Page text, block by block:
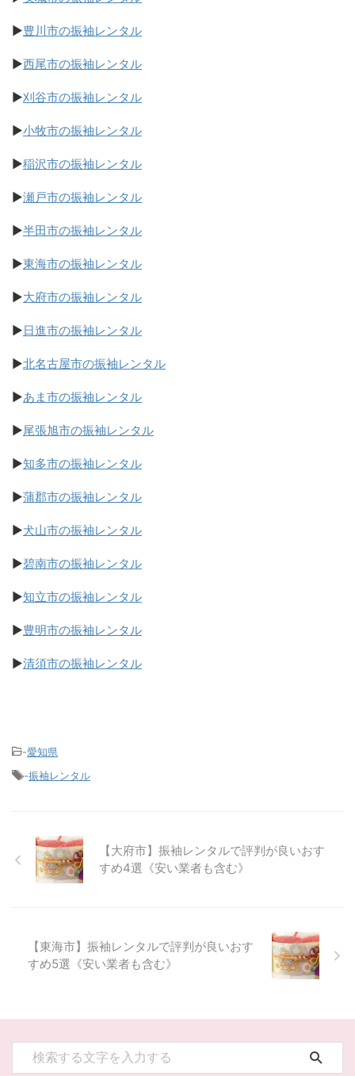
▶豊川市の振袖レンタル
▶西尾市の振袖レンタル
▶刈谷市の振袖レンタル
▶小牧市の振袖レンタル
▶稲沢市の振袖レンタル
▶瀬戸市の振袖レンタル
▶半田市の振袖レンタル
▶東海市の振袖レンタル
▶大府市の振袖レンタル
▶日進市の振袖レンタル
▶北名古屋市の振袖レンタル
▶あま市の振袖レンタル
▶尾張旭市の振袖レンタル
▶知多市の振袖レンタル
▶蒲郡市の振袖レンタル
▶犬山市の振袖レンタル
▶碧南市の振袖レンタル
▶知立市の振袖レンタル
▶豊明市の振袖レンタル
▶清須市の振袖レンタル
-愛知県
-振袖レンタル
【大府市】振袖レンタルで評判が良いおす
すめ4選《安い業者も含む》
【東海市】振袖レンタルで評判が良いおす
すめ5選《安い業者も含む》